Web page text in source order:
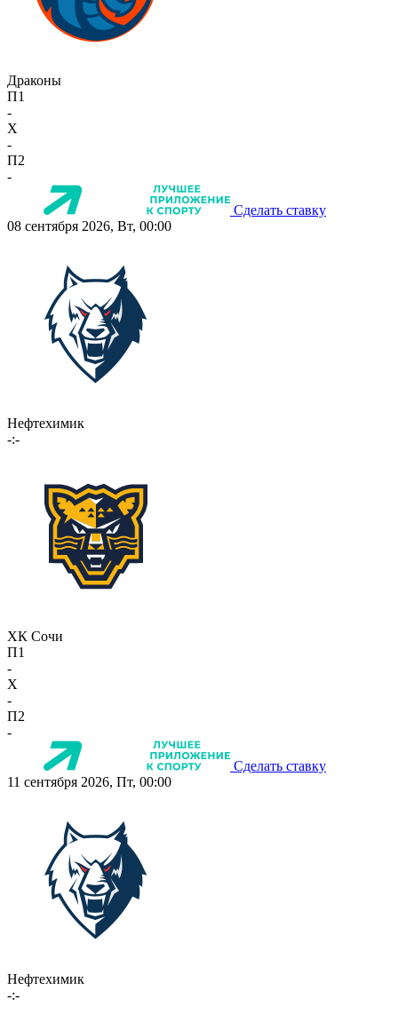
Драконы
П1
-
X
-
П2
-
Сделать ставку
08 сентября 2026, Вт, 00:00
Нефтехимик
-:-
ХК Сочи
П1
-
X
-
П2
-
Сделать ставку
11 сентября 2026, Пт, 00:00
Нефтехимик
-:-